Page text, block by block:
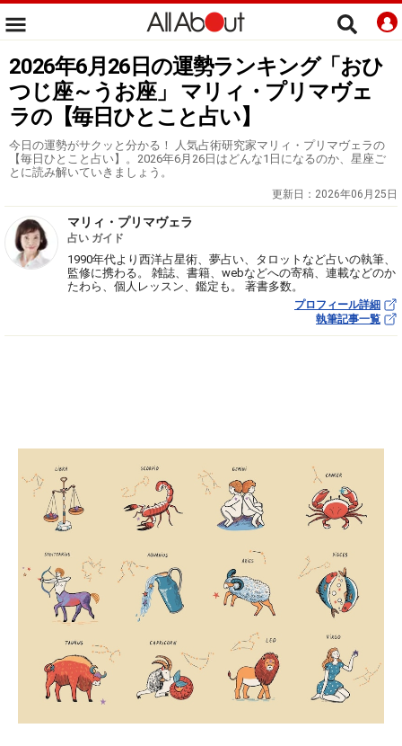
2026年6月26日の運勢ランキング「おひ
つじ座～うお座」 マリィ・プリマヴェ
ラの【毎日ひとこと占い】
今日の運勢がサクッと分かる！ 人気占術研究家マリィ・プリマヴェラの
【毎日ひとこと占い】。2026年6月26日はどんな1日になるのか、星座ご
とに読み解いていきましょう。
更新日： 2026年06月25日
マリィ・プリマヴェラ
占い ガイド
1990年代より西洋占星術、夢占い、タロットなど占いの執筆、
監修に携わる。 雑誌、書籍、webなどへの寄稿、連載などのか
たわら、個人レッスン、鑑定も。 著書多数。
プロフィール詳細
執筆記事一覧